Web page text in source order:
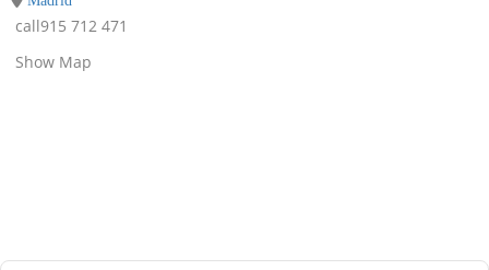
call915 712 471
Show Map